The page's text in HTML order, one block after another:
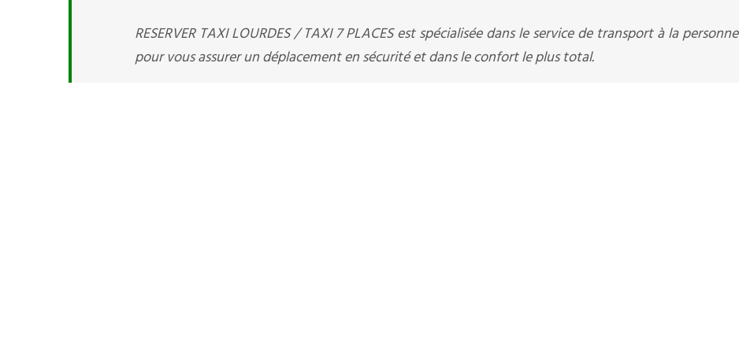
RESERVER TAXI LOURDES / TAXI 7 PLACES est spécialisée dans le service de transport à la personne
pour vous assurer un déplacement en sécurité et dans le confort le plus total.